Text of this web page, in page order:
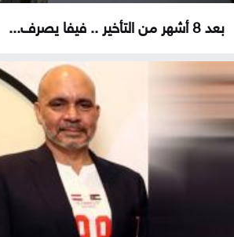
بعد 8 أشهر من التأخير .. فيفا يصرف...